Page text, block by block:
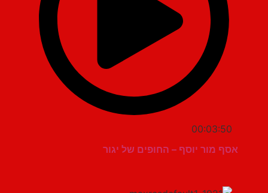
00:03:50
אסף מור יוסף – החופים של יגור